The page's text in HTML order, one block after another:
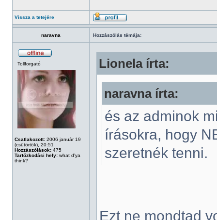
Vissza a tetejére
naravna Hozzászólás témája:
Tollforgató
Csatlakozott: 2006 január 19
(csütörtök), 20:51
Hozzászólások: 475
Tartózkodási hely: what d'ya
think?
Lionela írta:
naravna írta:
és az adminok
írásokra, hogy
szeretnék tenni.
Ezt ne mondtad